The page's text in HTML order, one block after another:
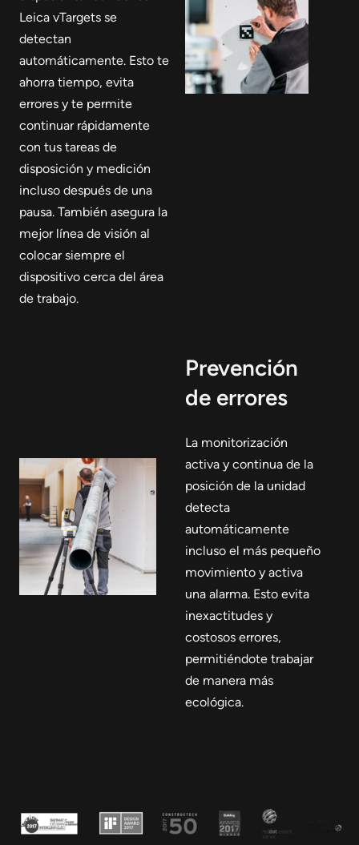
Leica vTargets se
detectan
automáticamente. Esto te
ahorra tiempo, evita
errores y te permite
continuar rápidamente
con tus tareas de
disposición y medición
incluso después de una
pausa. También asegura la
mejor línea de visión al
colocar siempre el
dispositivo cerca del área
de trabajo.
Prevención
de errores
La monitorización
activa y continua de la
posición de la unidad
detecta
automáticamente
incluso el más pequeño
movimiento y activa
una alarma. Esto evita
inexactitudes y
costosos errores,
permitiéndote trabajar
de manera más
ecológica.